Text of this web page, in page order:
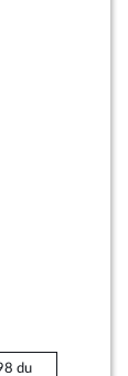
du